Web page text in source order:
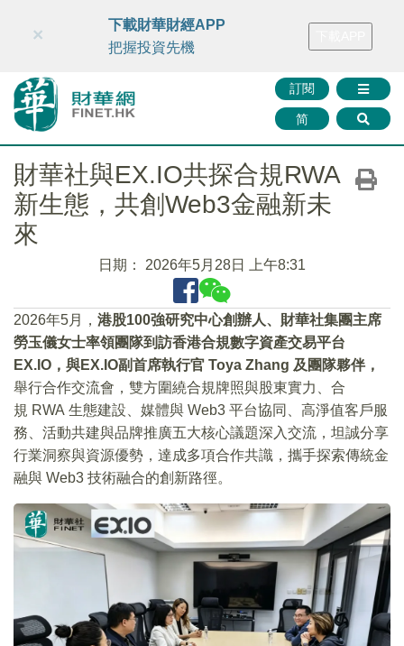
財華智庫網 FINTV FINMETA 財華證券 媒體矩陣
訂閱
简
×
下載財華財經APP
把握投資先機
財華社與EX.IO共探合規RWA
新生態，共創Web3金融新未
來
日期： 2026年5月28日 上午8:31
2026年5月， 港股100強研究中心創辦人、財華社集團主席
勞玉儀女士率領團隊到訪香港合規數字資產交易平台
EX.IO，與EX.IO副首席執行官 Toya Zhang 及團隊夥伴，
舉行合作交流會，雙方圍繞合規牌照與股東實力、合
規 RWA 生態建設、媒體與 Web3 平台協同、高淨值客戶服
務、活動共建與品牌推廣五大核心議題深入交流，坦誠分享
行業洞察與資源優勢，達成多項合作共識，攜手探索傳統金
融與 Web3 技術融合的創新路徑。